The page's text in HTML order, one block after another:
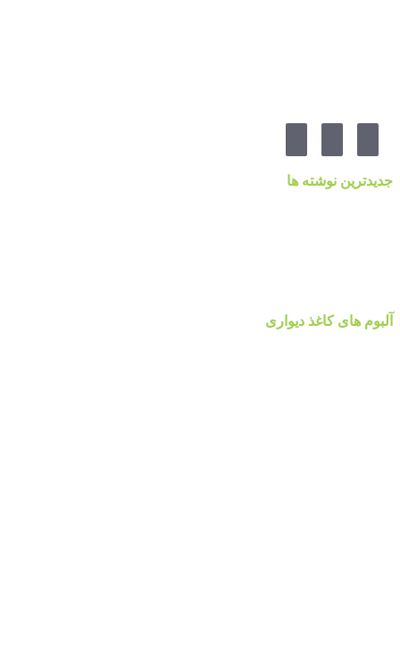
جدیدترین نوشته ها
آلبوم های کاغذ دیواری